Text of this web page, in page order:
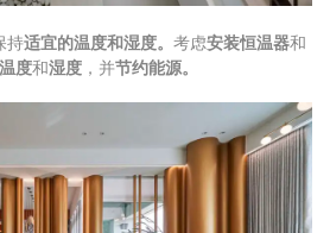
持适宜的温度和湿度。 考虑安装恒温器和
温度和湿度 ，并节约能源。